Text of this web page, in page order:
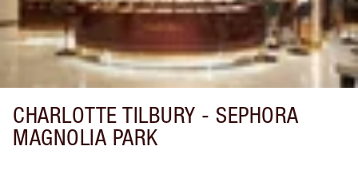
CHARLOTTE TILBURY - SEPHORA
MAGNOLIA PARK